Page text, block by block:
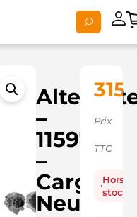
–
115976
–
Cargo
Neuf
Prix
TTC
Hors
stock